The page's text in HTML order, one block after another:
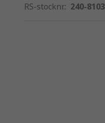
RS-stocknr.: 240-8103